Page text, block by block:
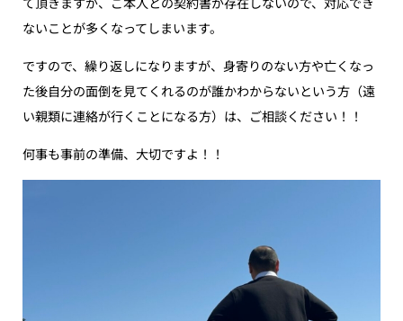
ないことが多くなってしまいます。
ですので、繰り返しになりますが、身寄りのない方や亡くなっ
た後自分の面倒を見てくれるのが誰かわからないという方（遠
い親類に連絡が行くことになる方）は、ご相談ください！！
何事も事前の準備、大切ですよ！！